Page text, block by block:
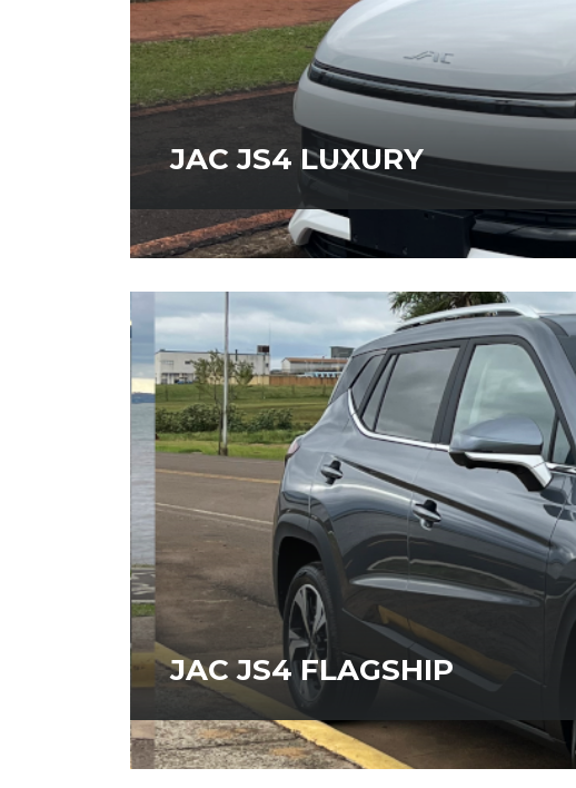
JAC JS4 LUXURY
JAC JS4 FLAGSHIP